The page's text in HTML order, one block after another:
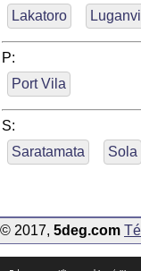
Lakatoro
P:
Port Vila
S:
Saratamata
Sola
© 2017, 5deg.com